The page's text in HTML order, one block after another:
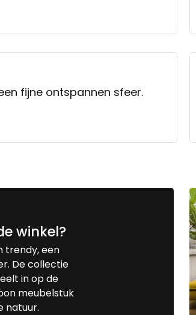
fijne ontspannen sfeer.
winkel?
trendy, een
De collectie
in op de
meubelstuk
natuur.